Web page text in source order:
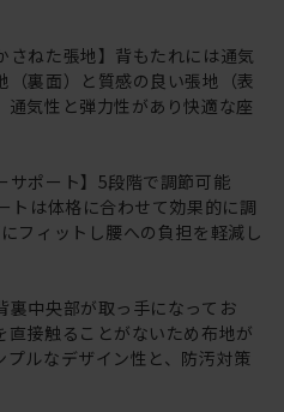
さねた張地】背もたれには通気
裏面）と質感の良い張地（表
気性と弾力性があり快適な座
サポート】5段階で調節可能
トは体格に合わせて効果的に調
フィットし腰への負担を軽減し
裏中央部が取っ手になってお
直接触ることがないため布地が
ルなデザイン性と、防汚対策